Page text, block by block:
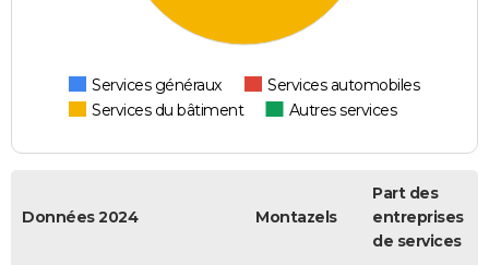
Services généraux
Services automobiles
Services du bâtiment
Autres services
Données 2024 Montazels
Part des
entreprises
de services